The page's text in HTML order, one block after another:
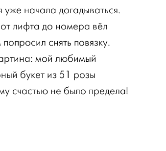
начала догадываться.
лифта до номера вёл
снять повязку.
мой любимый
букет из 51 розы
счастью не было предела!